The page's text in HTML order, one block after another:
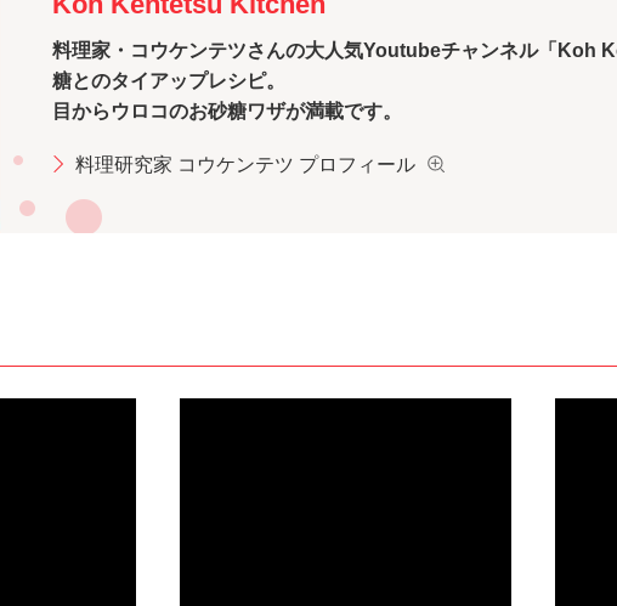
料理家・コウケンテツさんの大人気Youtubeチャンネル「Koh
糖とのタイアップレシピ。
目からウロコのお砂糖ワザが満載です。
料理研究家 コウケンテツ プロフィール